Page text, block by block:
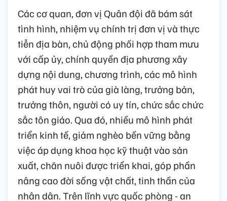
Các cơ quan, đơn vị Quân đội đã bám sát
tình hình, nhiệm vụ chính trị đơn vị và thực
tiễn địa bàn, chủ động phối hợp tham mưu
với cấp ủy, chính quyền địa phương xây
dựng nội dung, chương trình, các mô hình
phát huy vai trò của già làng, trưởng bản,
trưởng thôn, người có uy tín, chức sắc chức
sắc tôn giáo. Qua đó, nhiều mô hình phát
triển kinh tế, giảm nghèo bền vững bằng
việc áp dụng khoa học kỹ thuật vào sản
xuất, chăn nuôi được triển khai, góp phần
nâng cao đời sống vật chất, tinh thần của
nhân dân. Trên lĩnh vực quốc phòng - an